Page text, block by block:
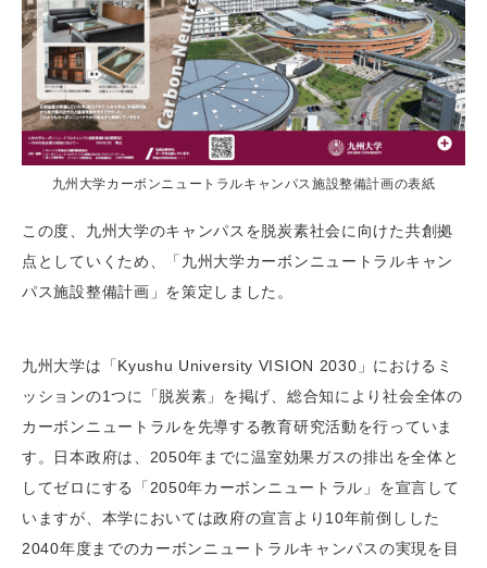
九州大学カーボンニュートラルキャンパス施設整備計画の表紙
この度、九州大学のキャンパスを脱炭素社会に向けた共創拠
点としていくため、「九州大学カーボンニュートラルキャン
パス施設整備計画」を策定しました。
九州大学は「Kyushu University VISION 2030」におけるミ
ッションの1つに「脱炭素」を掲げ、総合知により社会全体の
カーボンニュートラルを先導する教育研究活動を行っていま
す。日本政府は、2050年までに温室効果ガスの排出を全体と
してゼロにする「2050年カーボンニュートラル」を宣言して
いますが、本学においては政府の宣言より10年前倒しした
2040年度までのカーボンニュートラルキャンパスの実現を目